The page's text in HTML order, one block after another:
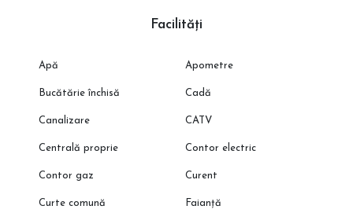
Programeaza o vizionare cu reprezentantul direct al
Facilități
Apă Apometre
Bucătărie închisă Cadă
Canalizare CATV
Centrală proprie Contor electric
Contor gaz Curent
Curte comună Faianță